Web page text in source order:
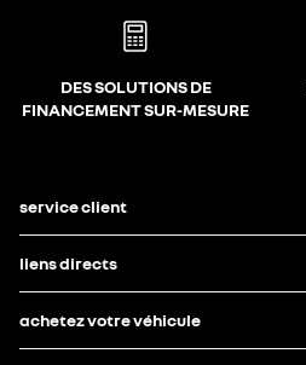
DES SOLUTIONS DE
FINANCEMENT SUR-MESURE
service client
liens directs
achetez votre véhicule